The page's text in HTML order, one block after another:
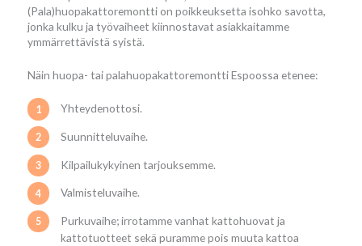
(Pala)huopakattoremontti on poikkeuksetta isohko savotta,
jonka kulku ja työvaiheet kiinnostavat asiakkaitamme
ymmärrettävistä syistä.
Näin huopa- tai palahuopakattoremontti Espoossa etenee:
Yhteydenottosi.
Suunnitteluvaihe.
Kilpailukykyinen tarjouksemme.
Valmisteluvaihe.
Purkuvaihe; irrotamme vanhat kattohuovat ja
kattotuotteet sekä puramme pois muuta kattoa